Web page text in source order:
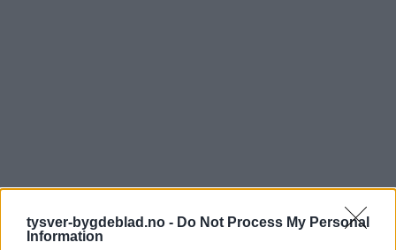
tysver-bygdeblad.no - Do Not Process My Personal
Information